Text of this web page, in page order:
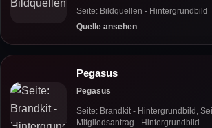
Seite: Bildquellen - Hintergrundbild
Quelle ansehen
Pegasus
Pegasus
Seite: Brandkit - Hintergrundbild,
Mitgliedsantrag - Hintergrundbild